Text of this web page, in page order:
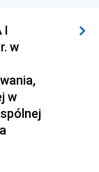
I
w
w